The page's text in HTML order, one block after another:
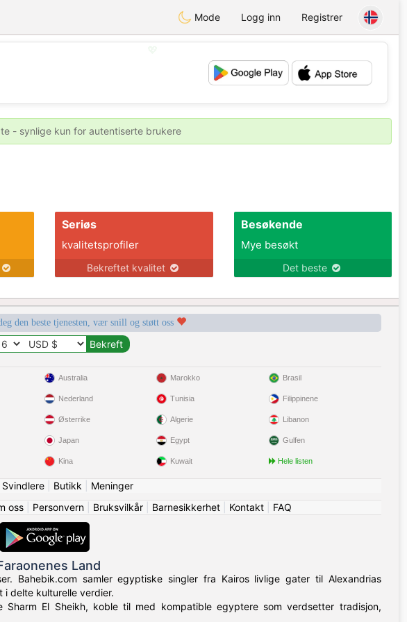
Mode Logg inn Registrer
💕
- synlige kun for autentiserte brukere
Seriøs
kvalitetsprofiler
Bekreftet kvalitet
Besøkende
Mye besøkt
Det beste
den beste tjenesten, vær snill og støtt oss
Australia
Nederland
Østerrike
Japan
Kina
Marokko
Tunisia
Algerie
Egypt
Kuwait
Brasil
Filippinene
Libanon
Gulfen
Hele listen
Svindlere| Butikk
Meninger
oss| Personvern| Bruksvilkår| Barnesikkerhet| Kontakt| FAQ
Land
Bahebik.com samler egyptiske singler fra Kairos livlige gater til Alexandrias
delte kulturelle verdier.
El Sheikh, koble til med kompatible egyptere som verdsetter tradisjon,